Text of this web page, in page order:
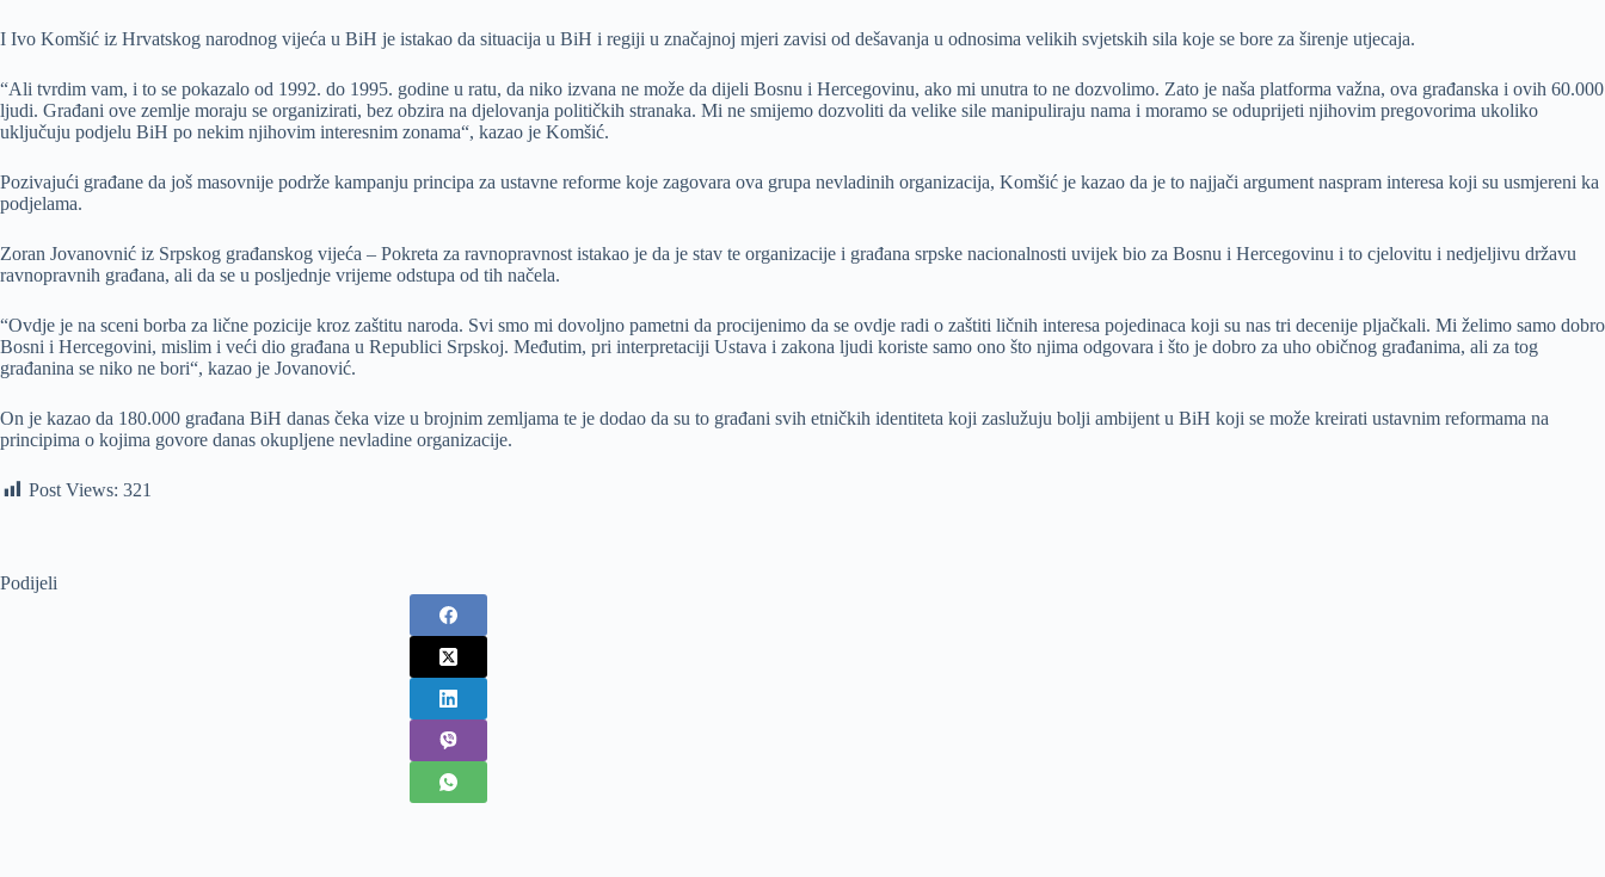
I Ivo Komšić iz Hrvatskog narodnog vijeća u BiH je istakao da situacija u BiH i regiji u značajnoj mjeri zavisi od dešavanja u odnosima velikih svjetskih sila koje se bore za širenje utjecaja.
“Ali tvrdim vam, i to se pokazalo od 1992. do 1995. godine u ratu, da niko izvana ne može da dijeli Bosnu i Hercegovinu, ako mi unutra to ne dozvolimo. Zato je naša platforma važna, ova građanska i ovih 60.000
ljudi. Građani ove zemlje moraju se organizirati, bez obzira na djelovanja političkih stranaka. Mi ne smijemo dozvoliti da velike sile manipuliraju nama i moramo se oduprijeti njihovim pregovorima ukoliko
uključuju podjelu BiH po nekim njihovim interesnim zonama“, kazao je Komšić.
Pozivajući građane da još masovnije podrže kampanju principa za ustavne reforme koje zagovara ova grupa nevladinih organizacija, Komšić je kazao da je to najjači argument naspram interesa koji su usmjereni ka
podjelama.
Zoran Jovanovnić iz Srpskog građanskog vijeća – Pokreta za ravnopravnost istakao je da je stav te organizacije i građana srpske nacionalnosti uvijek bio za Bosnu i Hercegovinu i to cjelovitu i nedjeljivu državu
ravnopravnih građana, ali da se u posljednje vrijeme odstupa od tih načela.
“Ovdje je na sceni borba za lične pozicije kroz zaštitu naroda. Svi smo mi dovoljno pametni da procijenimo da se ovdje radi o zaštiti ličnih interesa pojedinaca koji su nas tri decenije pljačkali. Mi želimo samo dobro
Bosni i Hercegovini, mislim i veći dio građana u Republici Srpskoj. Međutim, pri interpretaciji Ustava i zakona ljudi koriste samo ono što njima odgovara i što je dobro za uho običnog građanima, ali za tog
građanina se niko ne bori“, kazao je Jovanović.
On je kazao da 180.000 građana BiH danas čeka vize u brojnim zemljama te je dodao da su to građani svih etničkih identiteta koji zaslužuju bolji ambijent u BiH koji se može kreirati ustavnim reformama na
principima o kojima govore danas okupljene nevladine organizacije.
Post Views: 321
Podijeli